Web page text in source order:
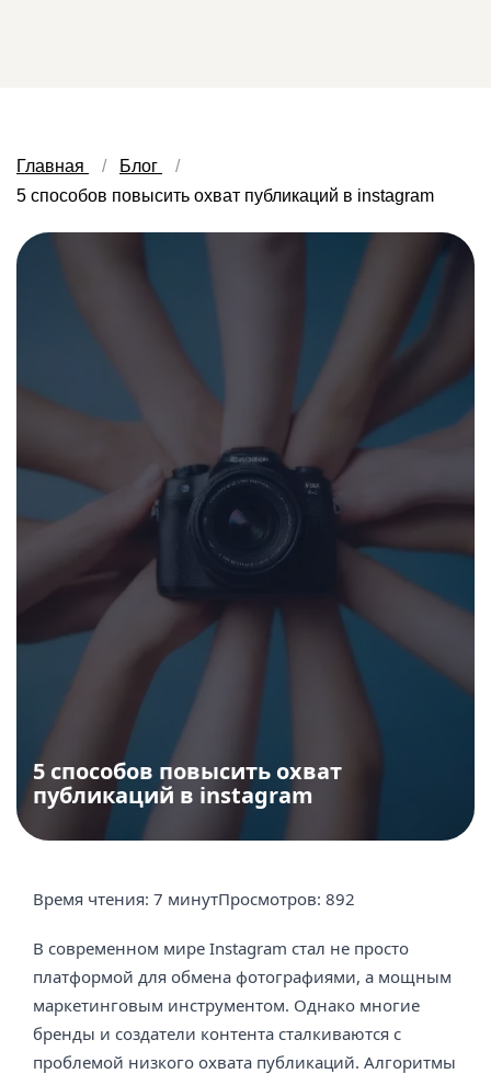
Главная
Блог
5 способов повысить охват публикаций в instagram
5 способов повысить охват
публикаций в instagram
Время чтения: 7 минутПросмотров: 892
В современном мире Instagram стал не просто
платформой для обмена фотографиями, а мощным
маркетинговым инструментом. Однако многие
бренды и создатели контента сталкиваются с
проблемой низкого охвата публикаций. Алгоритмы